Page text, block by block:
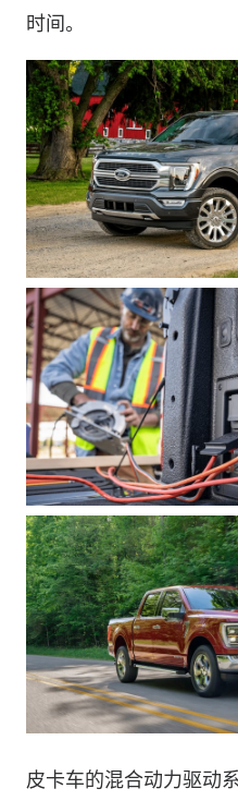
时间。
皮卡车的混合动力驱动